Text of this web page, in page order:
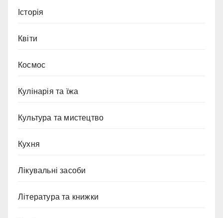
Історія
Квіти
Космос
Кулінарія та їжа
Культура та мистецтво
Кухня
Лікувальні засоби
Література та книжки